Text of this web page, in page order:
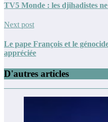
TV5 Monde : les djihadistes
Next post
Le pape François et le
appréciée
D'autres articles